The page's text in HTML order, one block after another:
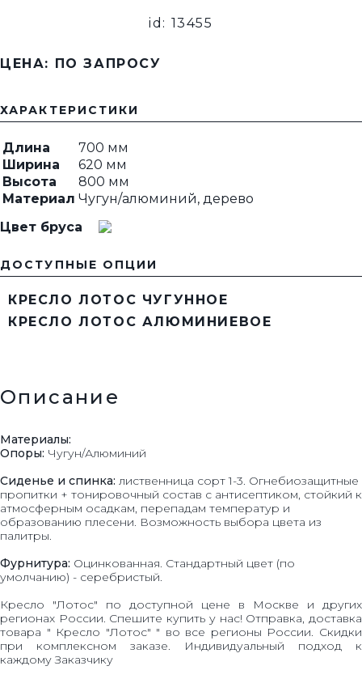
id: 13455
ЦЕНА: ПО ЗАПРОСУ
ХАРАКТЕРИСТИКИ
Длина
700 мм
Ширина
620 мм
Высота
800 мм
Материал Чугун/алюминий, дерево
Цвет бруса
ДОСТУПНЫЕ ОПЦИИ
КРЕСЛО ЛОТОС ЧУГУННОЕ
КРЕСЛО ЛОТОС АЛЮМИНИЕВОЕ
Описание
Материалы:
Опоры: Чугун/Алюминий
Сиденье и спинка: лиственница сорт 1-3. Огнебиозащитные
пропитки + тонировочный состав с антисептиком, стойкий к
атмосферным осадкам, перепадам температур и
образованию плесени. Возможность выбора цвета из
палитры.
Фурнитура: Оцинкованная. Стандартный цвет (по
умолчанию) - серебристый.
Кресло "Лотос" по доступной цене в Москве и других
регионах России. Спешите купить у нас! Отправка, доставка
товара " Кресло "Лотос" " во все регионы России. Скидки
при комплексном заказе. Индивидуальный подход к
каждому Заказчику